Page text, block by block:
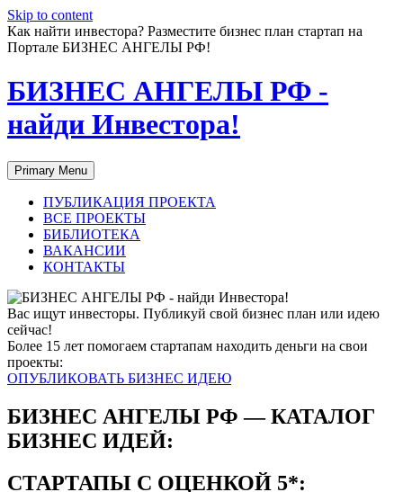
Skip to content
Как найти инвестора? Разместите бизнес план стартап на
Портале БИЗНЕС АНГЕЛЫ РФ!
БИЗНЕС АНГЕЛЫ РФ -
найди Инвестора!
Primary Menu
ПУБЛИКАЦИЯ ПРОЕКТА
ВСЕ ПРОЕКТЫ
БИБЛИОТЕКА
ВАКАНСИИ
КОНТАКТЫ
Вас ищут инвесторы. Публикуй свой бизнес план или идею
сейчас!
Более 15 лет помогаем стартапам находить деньги на свои
проекты:
ОПУБЛИКОВАТЬ БИЗНЕС ИДЕЮ
БИЗНЕС АНГЕЛЫ РФ — КАТАЛОГ
БИЗНЕС ИДЕЙ:
СТАРТАПЫ С ОЦЕНКОЙ 5*: